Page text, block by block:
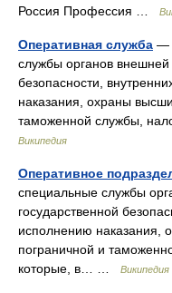
Россия Профессия …
Оперативная служба —
службы органов внешней
безопасности,
наказания, охраны
таможенной службы,
Википедия
Оперативное
специальные службы
государственной
исполнению наказания,
пограничной и
которые, в… …
Википедия